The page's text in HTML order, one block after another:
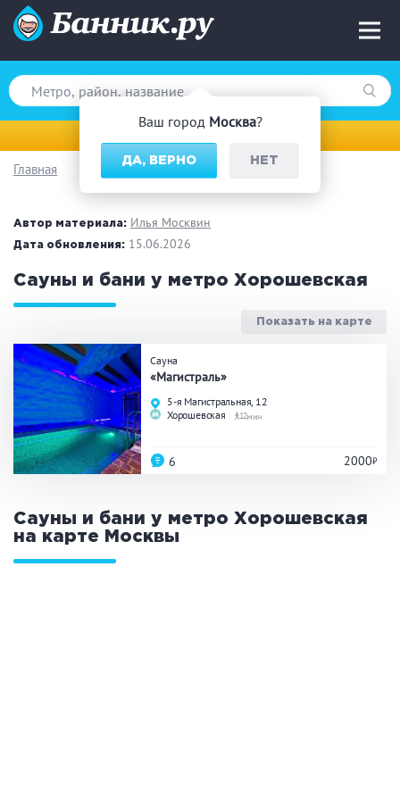
Ваш город Москва?
ДА, ВЕРНО НЕТ
Вид парной
Русская баня
Финская сауна
На дровах
Поводы
Загородный отдых
Праздник/Корпоратив
до 10 человек
от 10 до 20 человек
от 20 человек
Главная
Автор материала: Илья Москвин
Дата обновления: 15.06.2026
Сауны и бани у метро Хорошевская
Показать на карте
Сауна
«Магистраль»
5-я Магистральная, 12
Хорошевская
12
2000
6
Сауны и бани у метро Хорошевская
на карте
Москвы